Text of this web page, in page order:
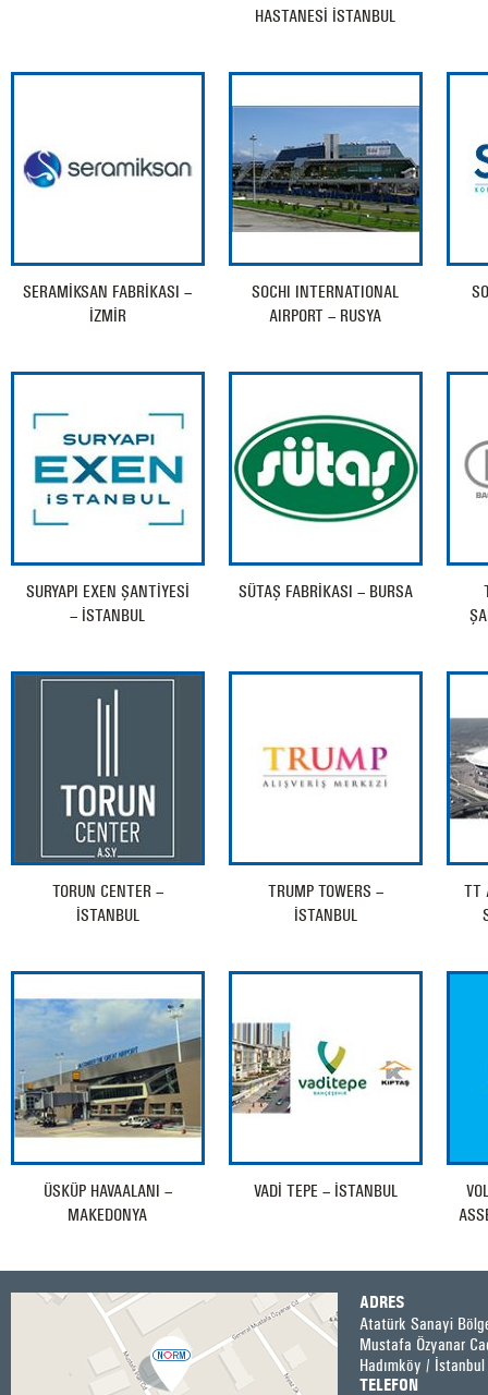
HASTANESİ İSTANBUL
SERAMİKSAN FABRİKASI –
İZMİR
SOCHI INTERNATIONAL
AIRPORT – RUSYA
SURYAPI EXEN ŞANTİYESİ
– İSTANBUL
SÜTAŞ FABRİKASI – BURSA
TORUN CENTER –
İSTANBUL
TRUMP TOWERS –
İSTANBUL
TT
ÜSKÜP HAVAALANI –
MAKEDONYA
VADİ TEPE – İSTANBUL
ADRES
Atatürk Sanayi
Mustafa Özyanar
Hadımköy / İstanbul
TELEFON